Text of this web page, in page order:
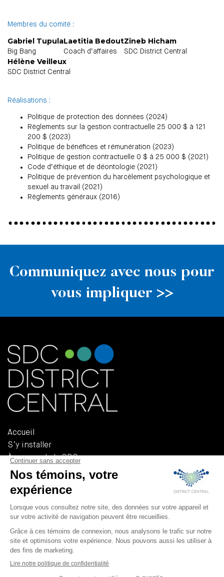
Membres du comité :
Gabriel Tupula
Big Bang
Laetitia Bedout
Coach d’affaires
Zineb Hicham
SDC District Central
Hélène Veilleux
SDC District Central
Réalisations :
Politique de protection des données (2024)
Règlements sur la gestion contractuelle 25 000 $ à 121
200 $ (2023)
Politique de bénéfices et rémunération (2023)
Politique de gestion contractuelle 0 $ à 25 000 $ (2021)
Code d’éthique et de déontologie (2021)
Politique de prévention du harcèlement psychologique et
sexuel au travail (2021)
Règlements généraux (2016)
Communiquez avec nous pour
vous impliquer >>
Accueil
S’y installer
À propos de la SDC
Documents de référence
Politiques et règlements
555, Rue Chabanel Ouest, Bureau R-02A
Montréal (QUÉBEC) H2N 2H7
T 514 379-3232
F 514 379-3233
info@district-central.ca